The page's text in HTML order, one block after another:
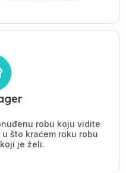
robu koju vidite
što kraćem roku robu
je želi.